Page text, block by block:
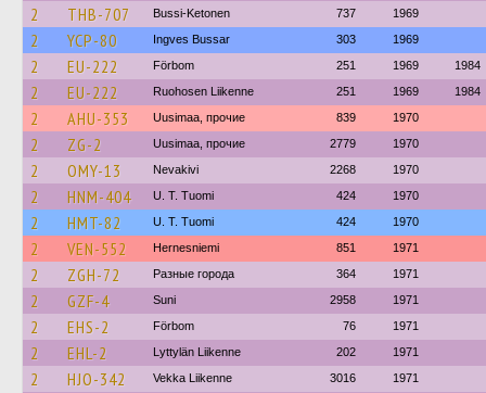
2 THB-707 Bussi-Ketonen 737 1969
2 YCP-80 Ingves Bussar 303 1969
2 EU-222 Förbom 251 1969 1984
2 EU-222 Ruohosen Liikenne 251 1969 1984
2 AHU-353 Uusimaa, прочие 839 1970
2 ZG-2 Uusimaa, прочие 2779 1970
2 OMY-13 Nevakivi 2268 1970
2 HNM-404 U. T. Tuomi 424 1970
2 HMT-82 U. T. Tuomi 424 1970
2 VEN-552 Hernesniemi 851 1971
2 ZGH-72 Разные города 364 1971
2 GZF-4 Suni 2958 1971
2 EHS-2 Förbom 76 1971
2 EHL-2 Lyttylän Liikenne 202 1971
2 HJO-342 Vekka Liikenne 3016 1971